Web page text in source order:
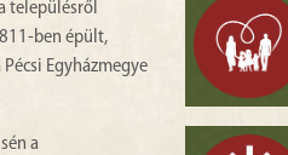
településről
ben épült,
Egyházmegye
a